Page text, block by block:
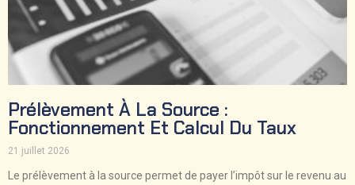
Prélèvement À La Source :
Fonctionnement Et Calcul Du Taux
21 juillet 2026
Le prélèvement à la source permet de payer l’impôt sur le revenu au